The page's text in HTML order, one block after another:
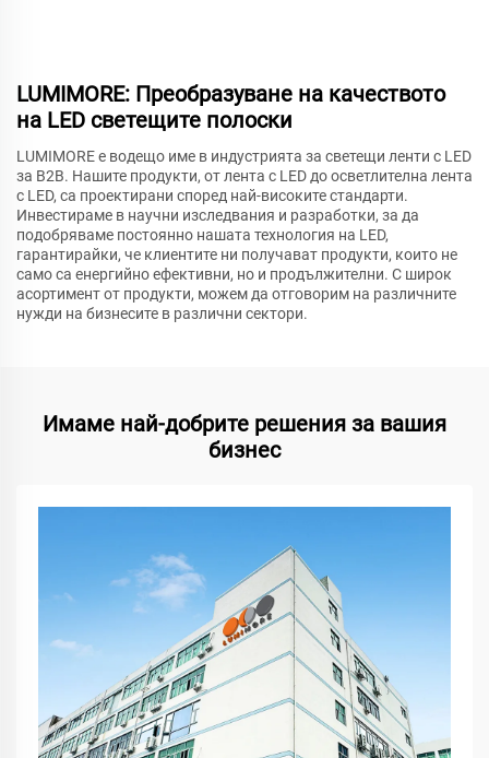
LUMIMORE: Преобразуване на качеството
на LED светещите полоски
LUMIMORE е водещо име в индустрията за светещи ленти с LED
за B2B. Нашите продукти, от лента с LED до осветлителна лента
с LED, са проектирани според най-високите стандарти.
Инвестираме в научни изследвания и разработки, за да
подобряваме постоянно нашата технология на LED,
гарантирайки, че клиентите ни получават продукти, които не
само са енергийно ефективни, но и продължителни. С широк
асортимент от продукти, можем да отговорим на различните
нужди на бизнесите в различни сектори.
Имаме най-добрите решения за вашия
бизнес